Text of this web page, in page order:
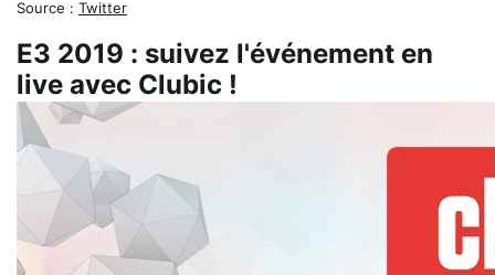
Source : Twitter
E3 2019 : suivez l'événement en
live avec Clubic !